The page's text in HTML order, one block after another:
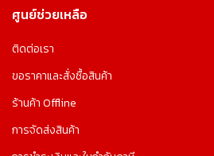
ศูนย์ช่วยเหลือ
ติดต่อเรา
ขอราคาและสั่งซื้อสินค้า
ร้านค้า Offline
การจัดส่งสินค้า